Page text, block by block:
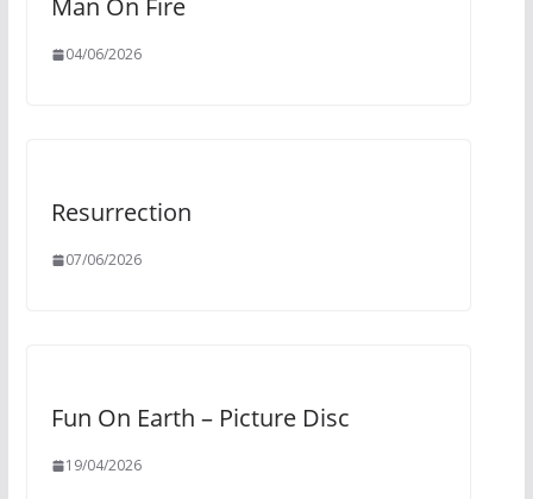
Man On Fire
04/06/2026
Resurrection
07/06/2026
Fun On Earth – Picture Disc
19/04/2026